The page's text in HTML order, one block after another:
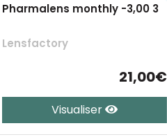
Pharmalens monthly -3,00 3
Lensfactory
21,00€
Visualiser